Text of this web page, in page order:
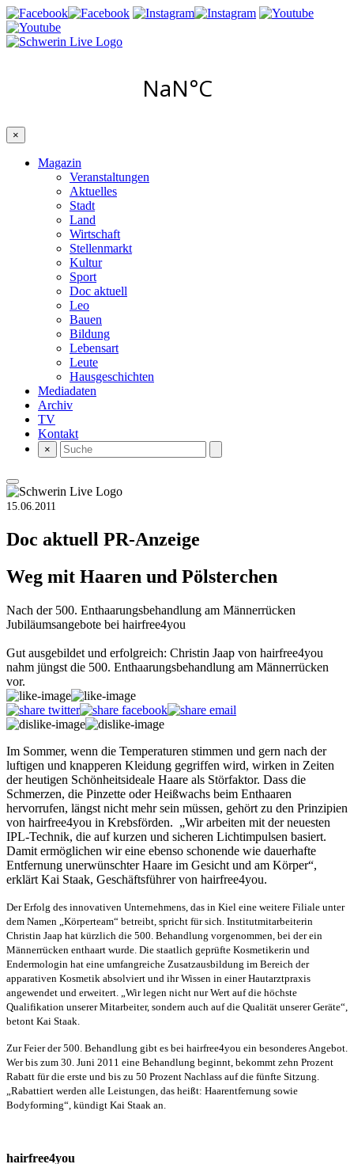
×
Magazin
Veranstaltungen
Aktuelles
Stadt
Land
Wirtschaft
Stellenmarkt
Kultur
Sport
Doc aktuell
Leo
Bauen
Bildung
Lebensart
Leute
Hausgeschichten
Mediadaten
Archiv
TV
Kontakt
×
15.06.2011
Doc aktuell PR-Anzeige
Weg mit Haaren und Pölsterchen
Nach der 500. Enthaarungsbehandlung am Männerrücken
Jubiläumsangebote bei hairfree4you
Gut ausgebildet und erfolgreich: Christin Jaap von hairfree4you
nahm jüngst die 500. Enthaarungsbehandlung am Männerrücken
vor.
Im Sommer, wenn die Temperaturen stimmen und gern nach der
luftigen und knapperen Kleidung gegriffen wird, wirken in Zeiten
der heutigen Schönheitsideale Haare als Störfaktor. Dass die
Schmerzen, die Pinzette oder Heißwachs beim Enthaaren
hervorrufen, längst nicht mehr sein müssen, gehört zu den Prinzipien
von hairfree4you in Krebsförden. „Wir arbeiten mit der neuesten
IPL-Technik, die auf kurzen und sicheren Lichtimpulsen basiert.
Damit ermöglichen wir eine ebenso schonende wie dauerhafte
Entfernung unerwünschter Haare im Gesicht und am Körper“,
erklärt Kai Staak, Geschäftsführer von hairfree4you.
Der Erfolg des innovativen Unternehmens, das in Kiel eine weitere Filiale unter
dem Namen „Körperteam“ betreibt, spricht für sich. Institutmitarbeiterin
Christin Jaap hat kürzlich die 500. Behandlung vorgenommen, bei der ein
Männerrücken enthaart wurde. Die staatlich geprüfte Kosmetikerin und
Endermologin hat eine umfangreiche Zusatzausbildung im Bereich der
apparativen Kosmetik absolviert und ihr Wissen in einer Hautarztpraxis
angewendet und erweitert. „Wir legen nicht nur Wert auf die höchste
Qualifikation unserer Mitarbeiter, sondern auch auf die Qualität unserer Geräte“,
betont Kai Staak.
Zur Feier der 500. Behandlung gibt es bei hairfree4you ein besonderes Angebot.
Wer bis zum 30. Juni 2011 eine Behandlung beginnt, bekommt zehn Prozent
Rabatt für die erste und bis zu 50 Prozent Nachlass auf die fünfte Sitzung.
„Rabattiert werden alle Leistungen, das heißt: Haarentfernung sowie
Bodyforming“, kündigt Kai Staak an.
hairfree4you